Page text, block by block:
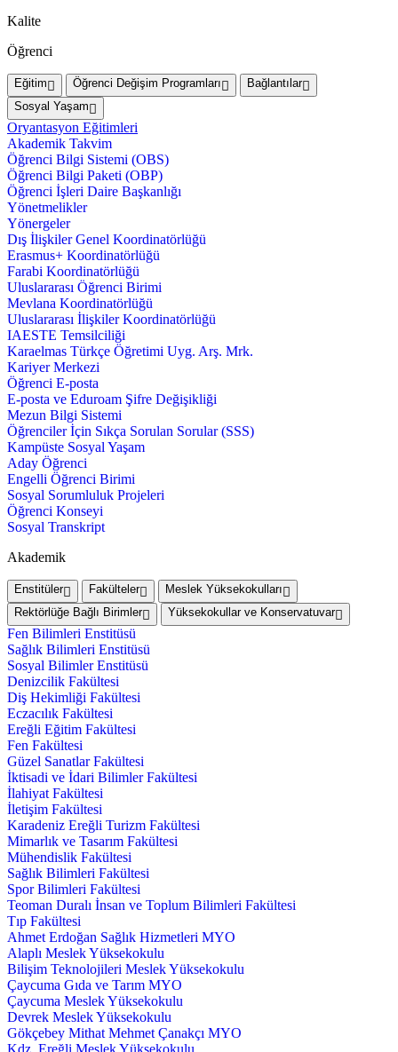
Kalite
Öğrenci
Eğitim Öğrenci Değişim Programları
Bağlantılar
Sosyal Yaşam
Oryantasyon Eğitimleri
Akademik Takvim
Öğrenci Bilgi Sistemi (OBS)
Öğrenci Bilgi Paketi (OBP)
Öğrenci İşleri Daire Başkanlığı
Yönetmelikler
Yönergeler
Dış İlişkiler Genel Koordinatörlüğü
Erasmus+ Koordinatörlüğü
Farabi Koordinatörlüğü
Uluslararası Öğrenci Birimi
Mevlana Koordinatörlüğü
Uluslararası İlişkiler Koordinatörlüğü
IAESTE Temsilciliği
Karaelmas Türkçe Öğretimi Uyg. Arş. Mrk.
Kariyer Merkezi
Öğrenci E-posta
E-posta ve Eduroam Şifre Değişikliği
Mezun Bilgi Sistemi
Öğrenciler İçin Sıkça Sorulan Sorular (SSS)
Kampüste Sosyal Yaşam
Aday Öğrenci
Engelli Öğrenci Birimi
Sosyal Sorumluluk Projeleri
Öğrenci Konseyi
Sosyal Transkript
Akademik
Enstitüler Fakülteler
Meslek Yüksekokulları
Rektörlüğe Bağlı Birimler
Yüksekokullar ve Konservatuvar
Fen Bilimleri Enstitüsü
Sağlık Bilimleri Enstitüsü
Sosyal Bilimler Enstitüsü
Denizcilik Fakültesi
Diş Hekimliği Fakültesi
Eczacılık Fakültesi
Ereğli Eğitim Fakültesi
Fen Fakültesi
Güzel Sanatlar Fakültesi
İktisadi ve İdari Bilimler Fakültesi
İlahiyat Fakültesi
İletişim Fakültesi
Karadeniz Ereğli Turizm Fakültesi
Mimarlık ve Tasarım Fakültesi
Mühendislik Fakültesi
Sağlık Bilimleri Fakültesi
Spor Bilimleri Fakültesi
Teoman Duralı İnsan ve Toplum Bilimleri Fakültesi
Tıp Fakültesi
Ahmet Erdoğan Sağlık Hizmetleri MYO
Alaplı Meslek Yüksekokulu
Bilişim Teknolojileri Meslek Yüksekokulu
Çaycuma Gıda ve Tarım MYO
Çaycuma Meslek Yüksekokulu
Devrek Meslek Yüksekokulu
Gökçebey Mithat Mehmet Çanakçı MYO